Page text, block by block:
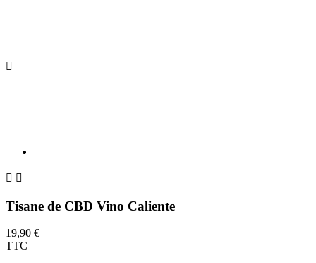

 
Tisane de CBD Vino Caliente
19,90 €
TTC